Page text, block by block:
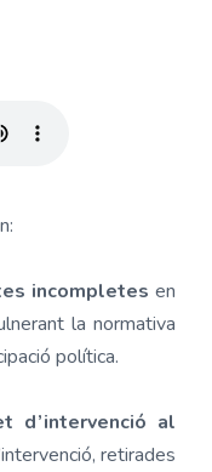
incompletes en
la normativa
política.
d’intervenció al
retirades